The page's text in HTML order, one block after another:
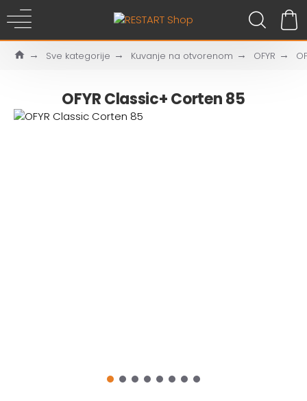
Sve kategorije Kuvanje na otvorenom OFYR
OFYR Classic+ Corten 85